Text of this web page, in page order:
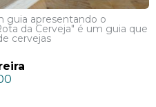
guia apresentando o
da Cerveja" é um guia que
cervejas